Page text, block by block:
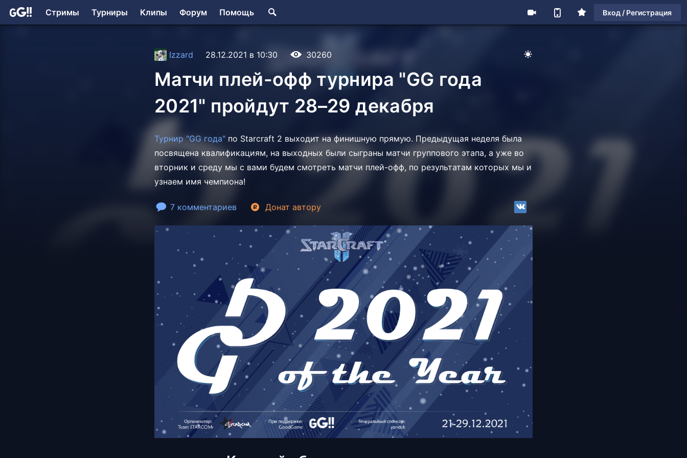
Стримы Турниры Клипы Форум Помощь Вход / Регистрация
Izzard 28.12.2021 в 10:30 30260
Матчи плей-офф турнира "GG года
2021" пройдут 28–29 декабря
Турнир "GG года" по Starcraft 2 выходит на финишную прямую. Предыдущая неделя была
посвящена квалификациям, на выходных были сыграны матчи группового этапа, а уже во
вторник и среду мы с вами будем смотреть матчи плей-офф, по результатам которых мы и
узнаем имя чемпиона!
7 комментариев Донат автору